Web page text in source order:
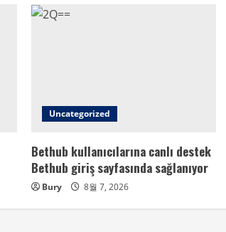
Uncategorized
Bethub kullanıcılarına canlı destek
Bethub giriş sayfasında sağlanıyor
Bury 8월 7, 2026